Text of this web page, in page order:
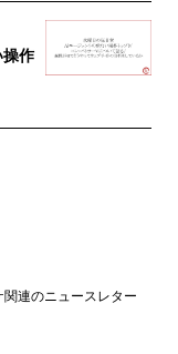
作
＆
連のニュースレター